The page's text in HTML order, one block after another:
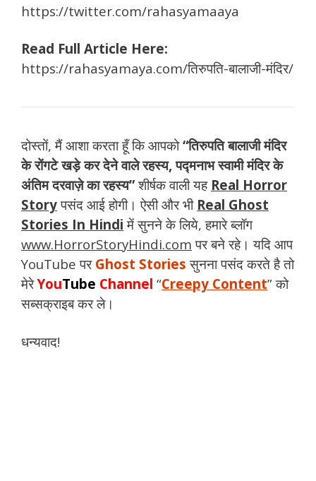
https://twitter.com/rahasyamaaya
Read Full Article Here:
https://rahasyamaya.com/तिरुपति-बालाजी-मंदिर/
दोस्तों, मैं आशा करता हूँ कि आपको“तिरुपति बालाजी मंदिर
के रोंगटे खड़े कर देने वाले रहस्य, पद्मनाभ स्वामी मंदिर के
अंतिम दरवाज़े का रहस्य” शीर्षक वाली यह Real Horror
Storyपसंद आई होगी। ऐसी और भी Real Ghost
Stories In Hindi में सुनने के लिये, हमारे ब्लॉग
www.HorrorStoryHindi.com पर बने रहे। यदि आप
YouTube पर Ghost Stories सुनना पसंद करते है तो
मेरेYouTube Channel “Creepy Content” को
सब्सक्राइब कर ले।
धन्यवाद!